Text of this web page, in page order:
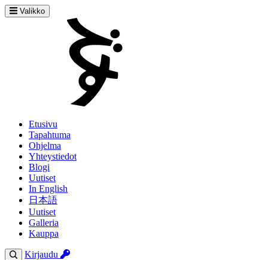
Valikko
Etusivu
Tapahtuma
Ohjelma
Yhteystiedot
Blogi
Uutiset
In English
日本語
Uutiset
Galleria
Kauppa
Kirjaudu